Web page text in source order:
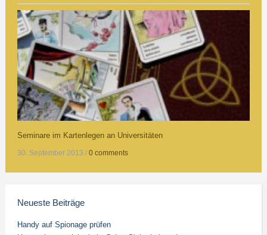
Seminare im Kartenlegen an Universitäten
30. September 2013 / 0 comments
Neueste Beiträge
Handy auf Spionage prüfen